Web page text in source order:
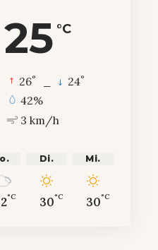
25 °C
26° 24°
42%
3 km/h
°C
Di.
30°C
Mi.
30°C